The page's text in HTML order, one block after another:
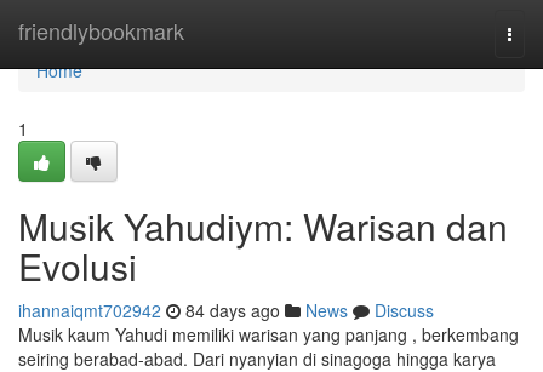
friendlybookmark
Home
Home
1
Musik Yahudiym: Warisan dan
Evolusi
ihannaiqmt702942 84 days ago News
Discuss
Musik kaum Yahudi memiliki warisan yang panjang , berkembang
seiring berabad-abad. Dari nyanyian di sinagoga hingga karya